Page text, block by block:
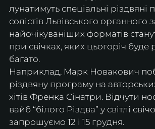
лунатимуть спеціальні різдвяні
солістів Львівського органного
найочікуваніших форматів
при свічках, яких цьогоріч
багато.
Наприклад, Марк Новакович
різдвяну програму на
хітів Френка Сінатри. Відчути
вайб “білого Різдва” у світлі
запрошуємо 12 і 15 грудня.